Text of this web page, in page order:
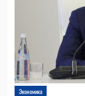
Экономика